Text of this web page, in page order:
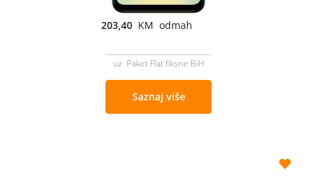
203,40 KM odmah
uz Paket Flat fiksne BiH
Saznaj više